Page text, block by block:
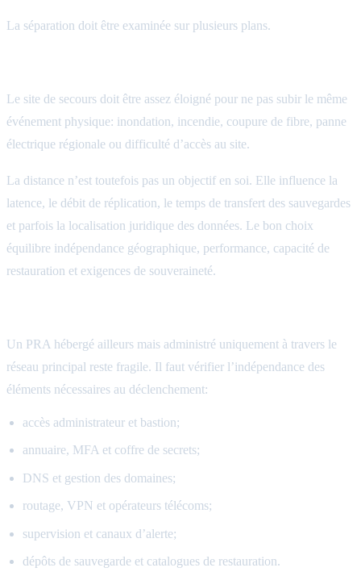
La séparation doit être examinée sur plusieurs plans.
Le site de secours doit être assez éloigné pour ne pas subir le même
événement physique: inondation, incendie, coupure de fibre, panne
électrique régionale ou difficulté d’accès au site.
La distance n’est toutefois pas un objectif en soi. Elle influence la
latence, le débit de réplication, le temps de transfert des sauvegardes
et parfois la localisation juridique des données. Le bon choix
équilibre indépendance géographique, performance, capacité de
restauration et exigences de souveraineté.
Un PRA hébergé ailleurs mais administré uniquement à travers le
réseau principal reste fragile. Il faut vérifier l’indépendance des
éléments nécessaires au déclenchement:
accès administrateur et bastion;
annuaire, MFA et coffre de secrets;
DNS et gestion des domaines;
routage, VPN et opérateurs télécoms;
supervision et canaux d’alerte;
dépôts de sauvegarde et catalogues de restauration.